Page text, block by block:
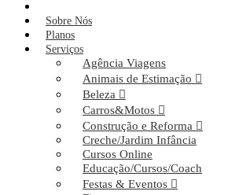
Sobre Nós
Planos
Serviços
Agência Viagens
Animais de Estimação
Beleza
Carros&Motos
Construção e Reforma
Creche/Jardim Infância
Cursos Online
Educação/Cursos/Coach
Festas & Eventos
BCA - Contabilidade e Consultoria
29 Setembro. 2020
Contabilistas
Comentários
Linkedin Bruna Araujo